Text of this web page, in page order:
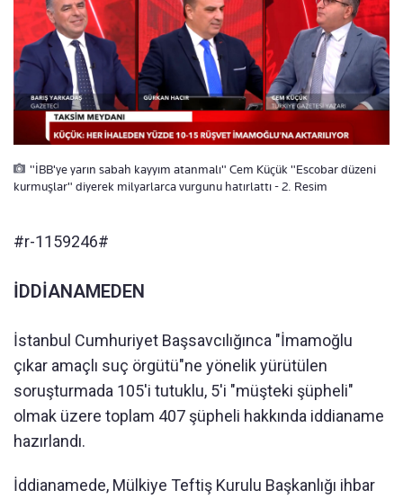
"İBB'ye yarın sabah kayyım atanmalı" Cem Küçük "Escobar düzeni
kurmuşlar" diyerek milyarlarca vurgunu hatırlattı - 2. Resim
#r-1159246#
İDDİANAMEDEN
İstanbul Cumhuriyet Başsavcılığınca "İmamoğlu
çıkar amaçlı suç örgütü"ne yönelik yürütülen
soruşturmada 105'i tutuklu, 5'i "müşteki şüpheli"
olmak üzere toplam 407 şüpheli hakkında iddianame
hazırlandı.
İddianamede, Mülkiye Teftiş Kurulu Başkanlığı ihbar